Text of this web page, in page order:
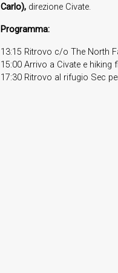
Carlo), direzione Civate.
Programma:
13:15 Ritrovo c/o The North
15:00 Arrivo a Civate e
17:30 Ritrovo al rifugio Sec